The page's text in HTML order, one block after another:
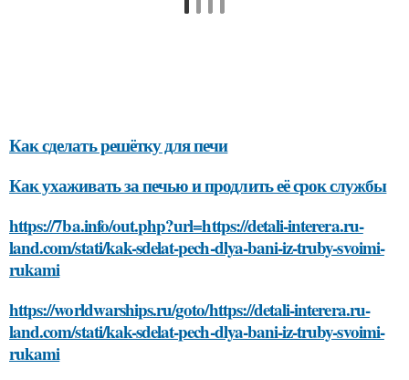
Как сделать решётку для печи
Как ухаживать за печью и продлить её срок службы
https://7ba.info/out.php?url=https://detali-interera.ru-
land.com/stati/kak-sdelat-pech-dlya-bani-iz-truby-svoimi-
rukami
https://worldwarships.ru/goto/https://detali-interera.ru-
land.com/stati/kak-sdelat-pech-dlya-bani-iz-truby-svoimi-
rukami